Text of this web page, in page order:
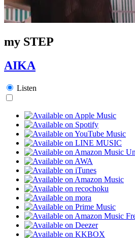
my STEP
AIKA
Listen